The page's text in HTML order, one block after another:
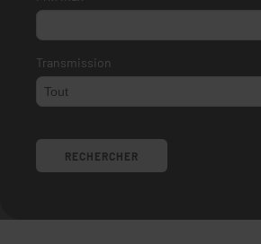
Transmission